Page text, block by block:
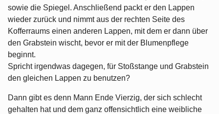
sowie die Spiegel. Anschließend packt er den Lappen
wieder zurück und nimmt aus der rechten Seite des
Kofferraums einen anderen Lappen, mit dem er dann über
den Grabstein wischt, bevor er mit der Blumenpflege
beginnt.
Spricht irgendwas dagegen, für Stoßstange und Grabstein
den gleichen Lappen zu benutzen?
Dann gibt es denn Mann Ende Vierzig, der sich schlecht
gehalten hat und dem ganz offensichtlich eine weibliche